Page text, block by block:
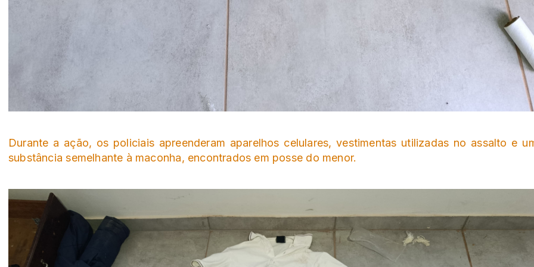
Durante a ação, os policiais apreenderam aparelhos celulares, vestimentas utilizadas no assalto e
substância semelhante à maconha, encontrados em posse do menor.